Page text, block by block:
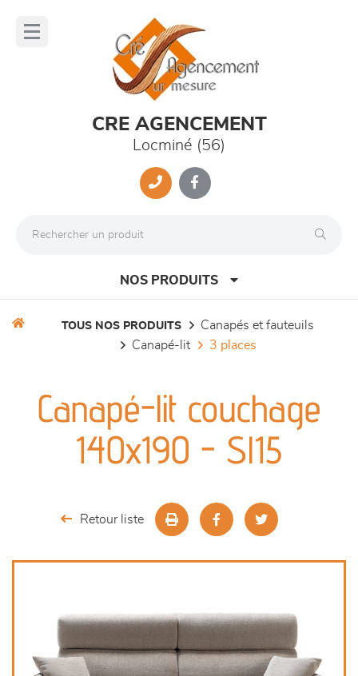
CRE AGENCEMENT
Locminé (56)
NOS PRODUITS
séjours
meubles de complément
TOUS NOS PRODUITS
canapés et fauteuils
canapé-lit
3 places
Canapé-lit couchage
140x190 - Sl15
Retour liste